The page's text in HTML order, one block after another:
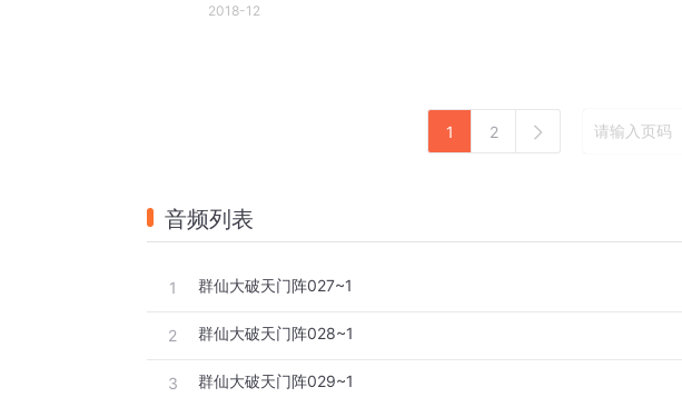
2018-12
1 2
音频列表
1 群仙大破天门阵027~1
2 群仙大破天门阵028~1
3 群仙大破天门阵029~1